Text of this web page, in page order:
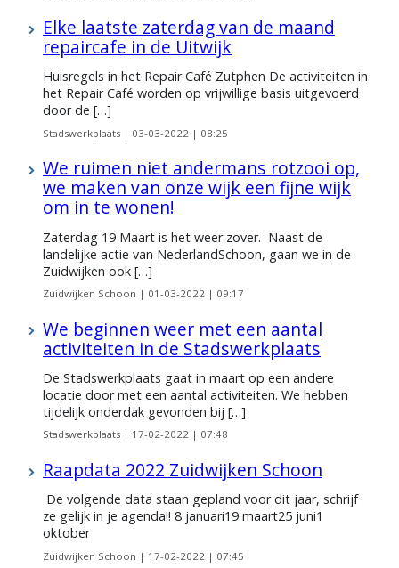
Elke laatste zaterdag van de maand
repaircafe in de Uitwijk
Huisregels in het Repair Café Zutphen De activiteiten in
het Repair Café worden op vrijwillige basis uitgevoerd
door de […]
Stadswerkplaats | 03-03-2022 | 08:25
We ruimen niet andermans rotzooi op,
we maken van onze wijk een fijne wijk
om in te wonen!
Zaterdag 19 Maart is het weer zover. Naast de
landelijke actie van NederlandSchoon, gaan we in de
Zuidwijken ook […]
Zuidwijken Schoon | 01-03-2022 | 09:17
We beginnen weer met een aantal
activiteiten in de Stadswerkplaats
De Stadswerkplaats gaat in maart op een andere
locatie door met een aantal activiteiten. We hebben
tijdelijk onderdak gevonden bij […]
Stadswerkplaats | 17-02-2022 | 07:48
Raapdata 2022 Zuidwijken Schoon
De volgende data staan gepland voor dit jaar, schrijf
ze gelijk in je agenda!! 8 januari19 maart25 juni1
oktober
Zuidwijken Schoon | 17-02-2022 | 07:45